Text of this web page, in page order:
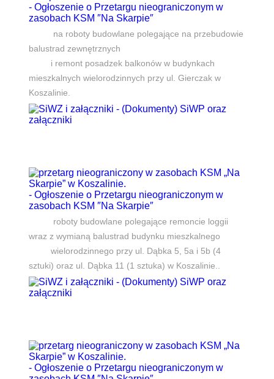
- Ogłoszenie o Przetargu nieograniczonym w
zasobach KSM ″Na Skarpie″
na roboty budowlane polegające na przebudowie
balustrad zewnętrznych
i remont posadzek balkonów w budynkach
mieszkalnych wielorodzinnych przy ul. Gierczak w
Koszalinie.
- (Dokumenty) SiWP oraz
załączniki
- Ogłoszenie o Przetargu nieograniczonym w
zasobach KSM ″Na Skarpie″
roboty budowlane polegające remoncie loggii
wraz z wymianą balustrad budynku mieszkalnego
wielorodzinnego przy ul. Dąbka 5, 5a i 5b (4
sztuki) oraz ul. Dąbka 11 (1 sztuka) w Koszalinie..
- (Dokumenty) SiWP oraz
załączniki
- Ogłoszenie o Przetargu nieograniczonym w